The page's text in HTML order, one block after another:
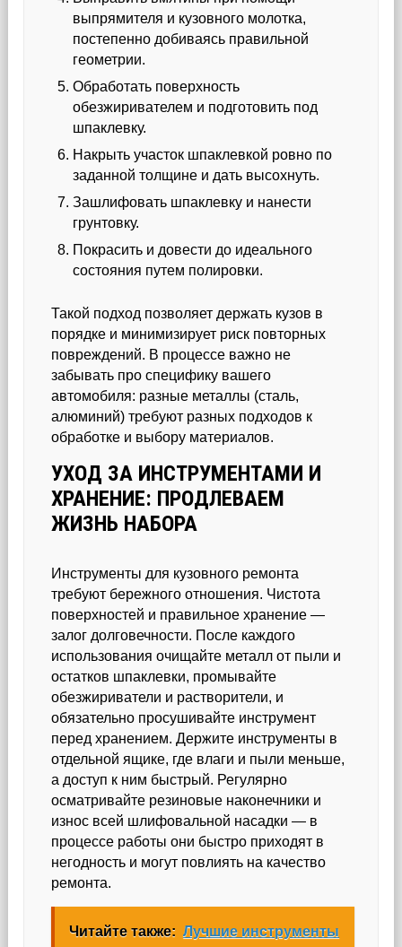
выпрямителя и кузовного молотка,
постепенно добиваясь правильной
геометрии.
Обработать поверхность
обезжиривателем и подготовить под
шпаклевку.
Накрыть участок шпаклевкой ровно по
заданной толщине и дать высохнуть.
Зашлифовать шпаклевку и нанести
грунтовку.
Покрасить и довести до идеального
состояния путем полировки.
Такой подход позволяет держать кузов в
порядке и минимизирует риск повторных
повреждений. В процессе важно не
забывать про специфику вашего
автомобиля: разные металлы (сталь,
алюминий) требуют разных подходов к
обработке и выбору материалов.
УХОД ЗА ИНСТРУМЕНТАМИ И
ХРАНЕНИЕ: ПРОДЛЕВАЕМ
ЖИЗНЬ НАБОРА
Инструменты для кузовного ремонта
требуют бережного отношения. Чистота
поверхностей и правильное хранение —
залог долговечности. После каждого
использования очищайте металл от пыли и
остатков шпаклевки, промывайте
обезжириватели и растворители, и
обязательно просушивайте инструмент
перед хранением. Держите инструменты в
отдельной ящике, где влаги и пыли меньше,
а доступ к ним быстрый. Регулярно
осматривайте резиновые наконечники и
износ всей шлифовальной насадки — в
процессе работы они быстро приходят в
негодность и могут повлиять на качество
ремонта.
Читайте также: Лучшие инструменты